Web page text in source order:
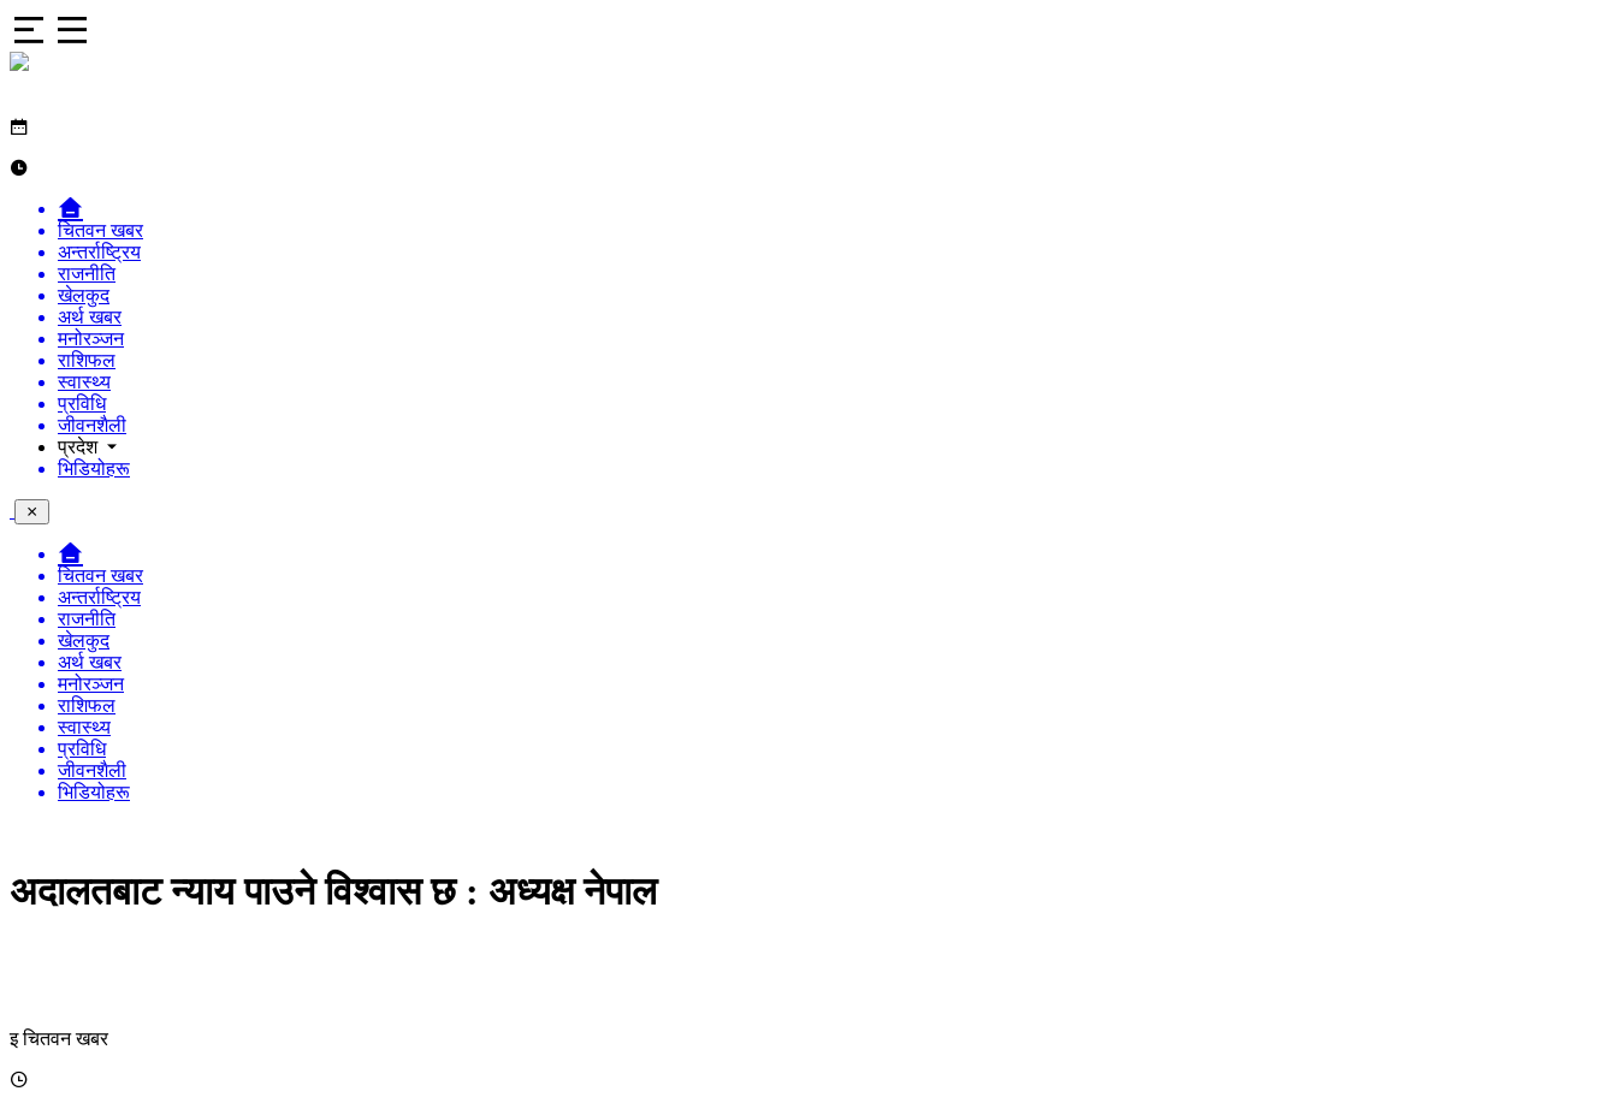
चितवन खबर
अन्तर्राष्ट्रिय
राजनीति
खेलकुद
अर्थ खबर
मनोरञ्जन
राशिफल
स्वास्थ्य
प्रविधि
जीवनशैली
प्रदेश
भिडियोहरू
चितवन खबर
अन्तर्राष्ट्रिय
राजनीति
खेलकुद
अर्थ खबर
मनोरञ्जन
राशिफल
स्वास्थ्य
प्रविधि
जीवनशैली
भिडियोहरू
अदालतबाट न्याय पाउने विश्वास छ : अध्यक्ष नेपाल
इ चितवन खबर